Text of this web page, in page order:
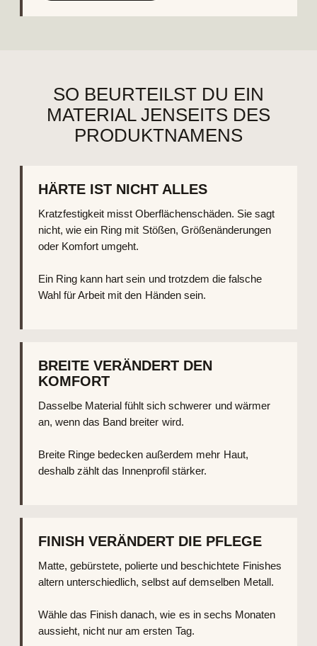
SO BEURTEILST DU EIN
MATERIAL JENSEITS DES
PRODUKTNAMENS
HÄRTE IST NICHT ALLES
Kratzfestigkeit misst Oberflächenschäden. Sie sagt
nicht, wie ein Ring mit Stößen, Größenänderungen
oder Komfort umgeht.
Ein Ring kann hart sein und trotzdem die falsche
Wahl für Arbeit mit den Händen sein.
BREITE VERÄNDERT DEN
KOMFORT
Dasselbe Material fühlt sich schwerer und wärmer
an, wenn das Band breiter wird.
Breite Ringe bedecken außerdem mehr Haut,
deshalb zählt das Innenprofil stärker.
FINISH VERÄNDERT DIE PFLEGE
Matte, gebürstete, polierte und beschichtete Finishes
altern unterschiedlich, selbst auf demselben Metall.
Wähle das Finish danach, wie es in sechs Monaten
aussieht, nicht nur am ersten Tag.